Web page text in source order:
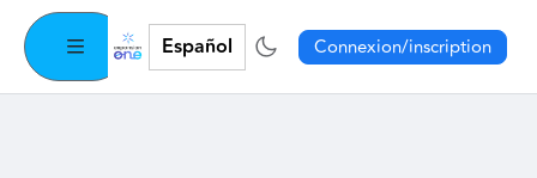
Español Connexion/inscription